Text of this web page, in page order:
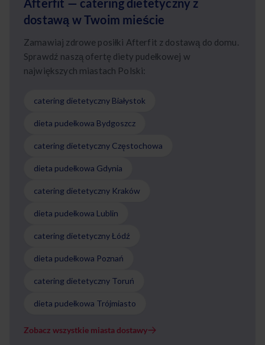
Afterfit — catering dietetyczny z
dostawą w Twoim mieście
Zamawiaj zdrowe posiłki Afterfit z dostawą do domu.
Sprawdź naszą ofertę diety pudełkowej w
największych miastach Polski:
catering dietetyczny Białystok
dieta pudełkowa Bydgoszcz
catering dietetyczny Częstochowa
dieta pudełkowa Gdynia
catering dietetyczny Kraków
dieta pudełkowa Lublin
catering dietetyczny Łódź
dieta pudełkowa Poznań
catering dietetyczny Toruń
dieta pudełkowa Trójmiasto
Zobacz wszystkie miasta dostawy